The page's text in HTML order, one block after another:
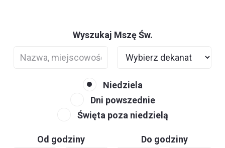
Wyszukaj Mszę Św.
Niedziela
Dni powszednie
Święta poza niedzielą
Od godziny Do godziny